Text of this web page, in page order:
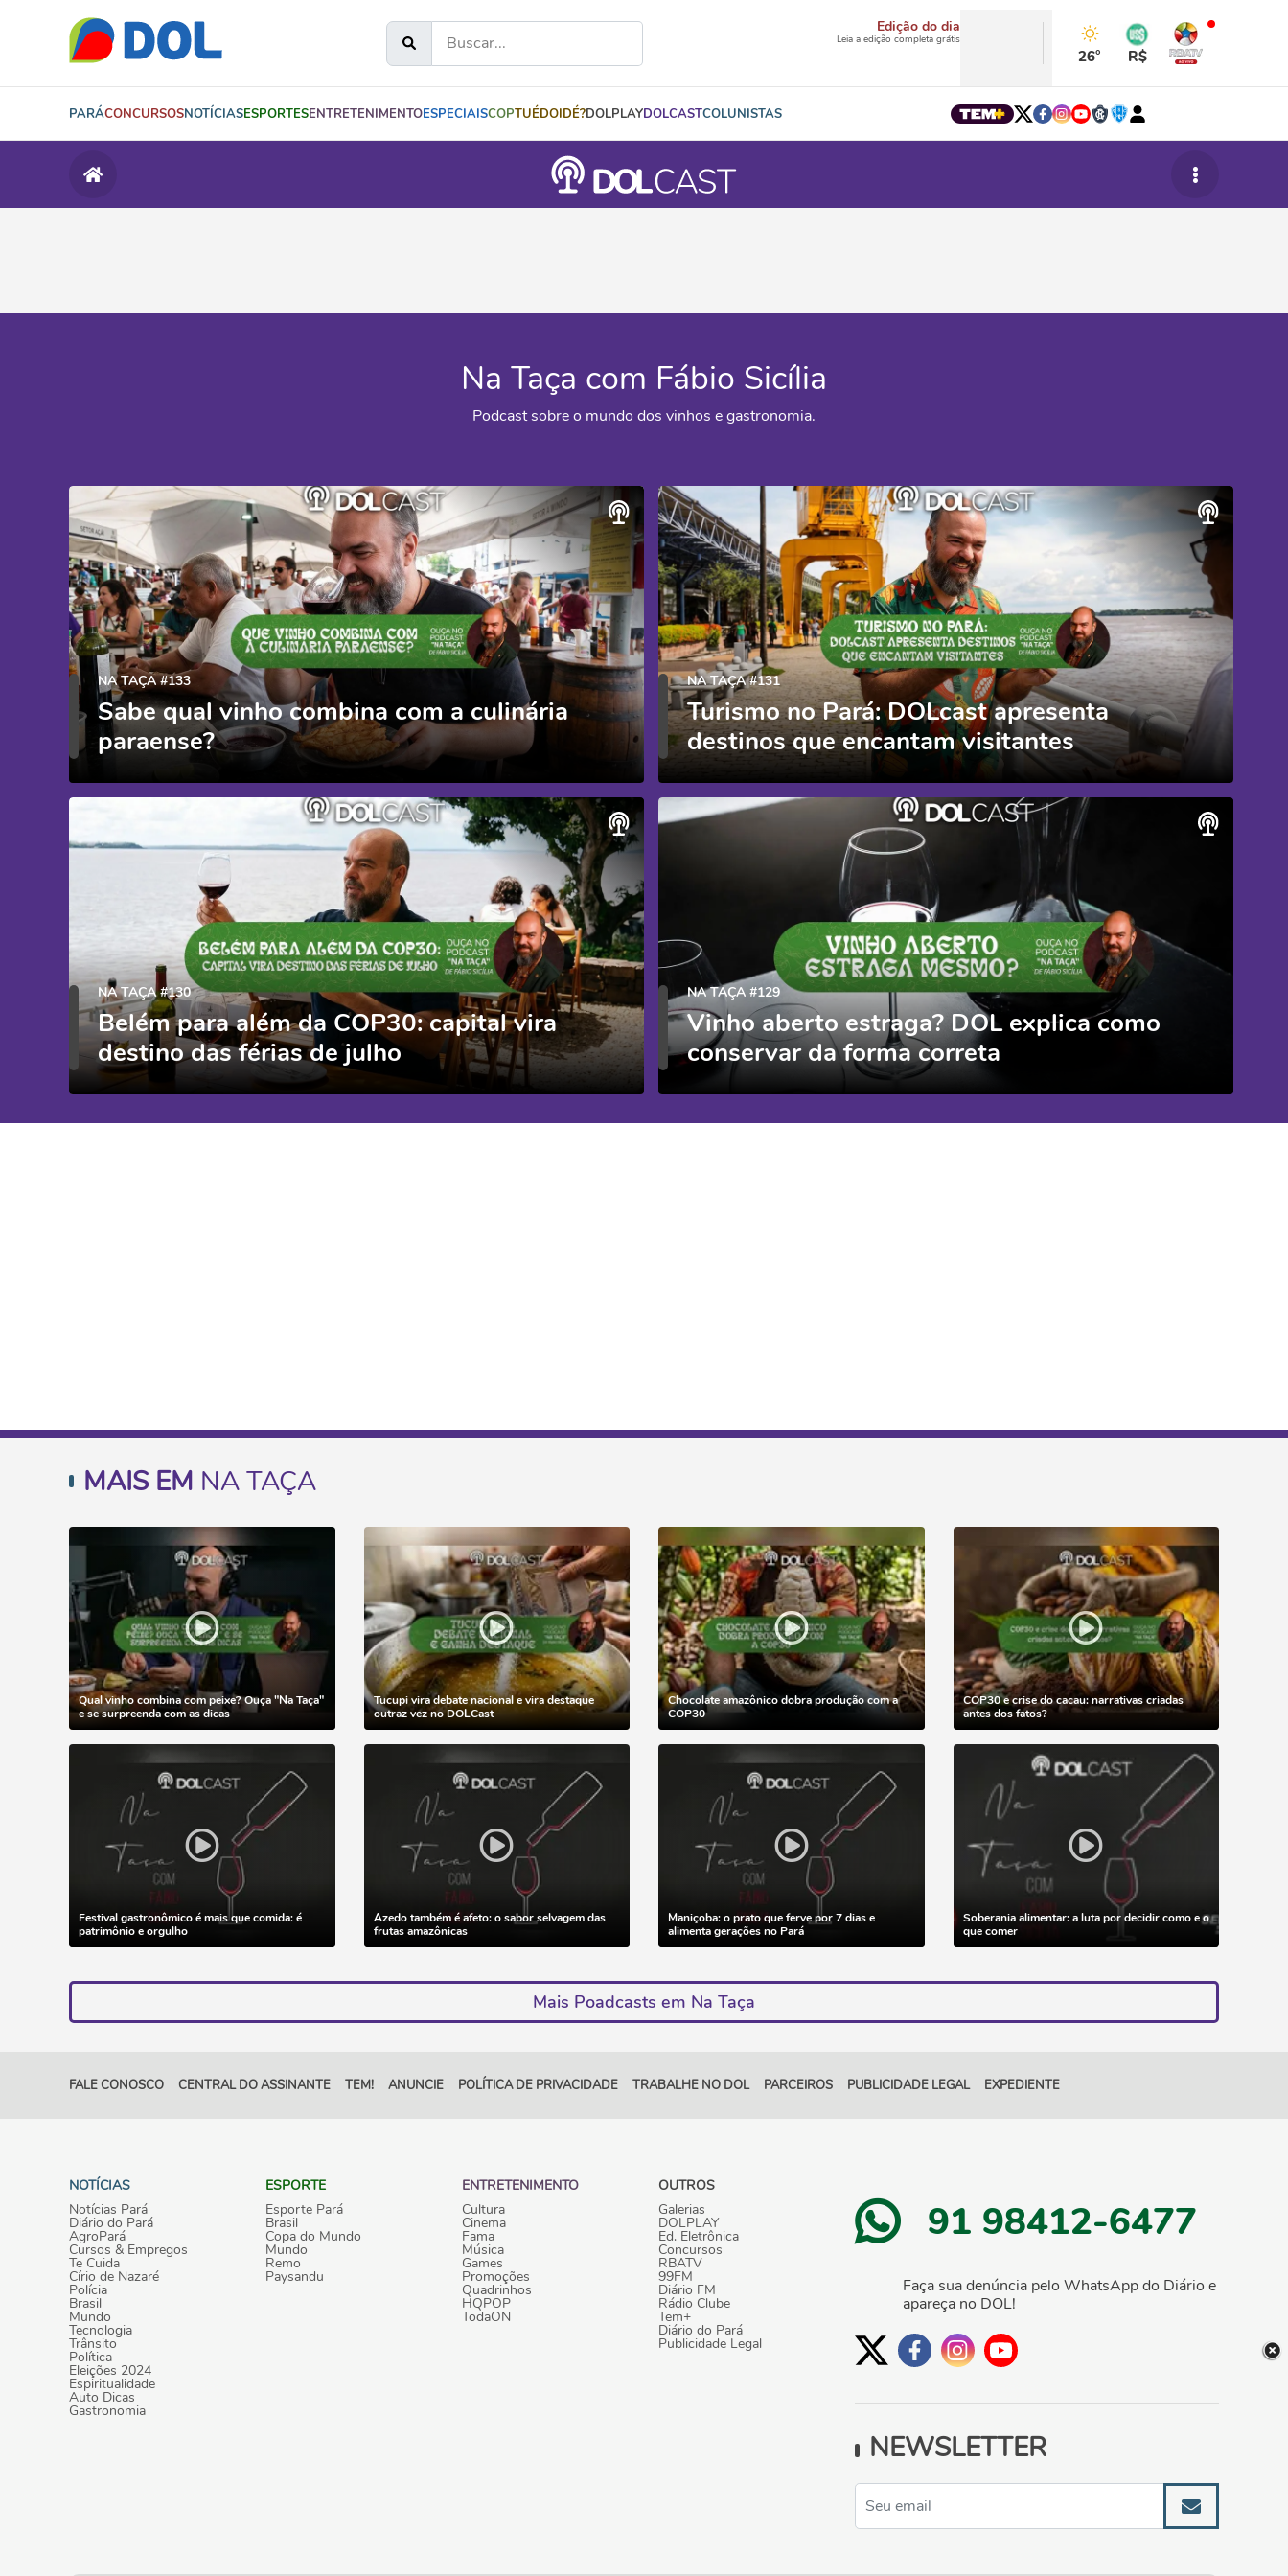
Edição do dia
Leia a edição completa grátis
26° R$
PARÁCONCURSOSNOTÍCIASESPORTESENTRETENIMENTOESPECIAISCOPTUÉDOIDÉ?DOLPLAYDOLCASTCOLUNISTAS
Na Taça com Fábio Sicília
Podcast sobre o mundo dos vinhos e gastronomia.
NA TAÇA #133
Sabe qual vinho combina com a culinária
paraense?
NA TAÇA #131
Turismo no Pará: DOLcast apresenta
destinos que encantam visitantes
NA TAÇA #130
Belém para além da COP30: capital vira
destino das férias de julho
NA TAÇA #129
Vinho aberto estraga? DOL explica como
conservar da forma correta
MAIS EM NA TAÇA
Qual vinho combina com peixe? Ouça "Na Taça"
e se surpreenda com as dicas
Tucupi vira debate nacional e vira destaque
outraz vez no DOLCast
Chocolate amazônico dobra produção com a
COP30
COP30 e crise do cacau: narrativas criadas
antes dos fatos?
Festival gastronômico é mais que comida: é
patrimônio e orgulho
Azedo também é afeto: o sabor selvagem das
frutas amazônicas
Maniçoba: o prato que ferve por 7 dias e
alimenta gerações no Pará
Soberania alimentar: a luta por decidir como e o
que comer
Mais Poadcasts em Na Taça
FALE CONOSCO CENTRAL DO ASSINANTE TEM! ANUNCIE POLÍTICA DE PRIVACIDADE TRABALHE NO DOL PARCEIROS PUBLICIDADE LEGAL EXPEDIENTE
NOTÍCIAS
Notícias Pará
Diário do Pará
AgroPará
Cursos & Empregos
Te Cuida
Círio de Nazaré
Polícia
Brasil
Mundo
Tecnologia
Trânsito
Política
Eleições 2024
Espiritualidade
Auto Dicas
Gastronomia
ESPORTE
Esporte Pará
Brasil
Copa do Mundo
Mundo
Remo
Paysandu
ENTRETENIMENTO
Cultura
Cinema
Fama
Música
Games
Promoções
Quadrinhos
HQPOP
TodaON
OUTROS
Galerias
DOLPLAY
Ed. Eletrônica
Concursos
RBATV
99FM
Diário FM
Rádio Clube
Tem+
Diário do Pará
Publicidade Legal
91 98412-6477
Faça sua denúncia pelo WhatsApp do Diário e
apareça no DOL!
NEWSLETTER